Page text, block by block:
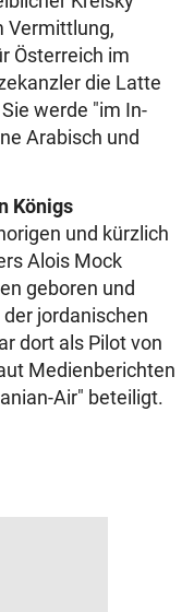
Vermittlung,
Österreich im
die Latte
werde "im In-
Arabisch und
Königs
und kürzlich
Alois Mock
geboren und
jordanischen
dort als Pilot von
Medienberichten
Air" beteiligt.